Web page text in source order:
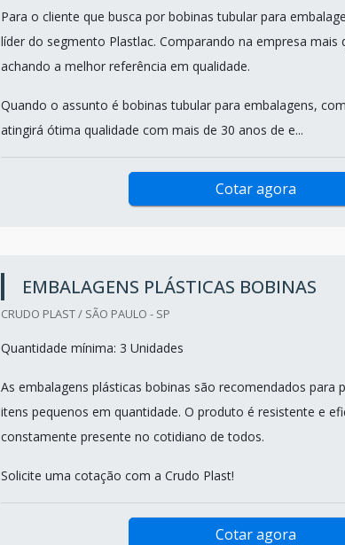
Para o cliente que busca por bobinas tubular para
líder do segmento Plastlac. Comparando na empresa mais
achando a melhor referência em qualidade.
Quando o assunto é bobinas tubular para embalagens,
atingirá ótima qualidade com mais de 30 anos de e...
Cotar agora
EMBALAGENS PLÁSTICAS BOBINAS
CRUDO PLAST / SÃO PAULO - SP
Quantidade mínima: 3 Unidades
As embalagens plásticas bobinas são recomendados para
itens pequenos em quantidade. O produto é resistente e
constamente presente no cotidiano de todos.
Solicite uma cotação com a Crudo Plast!
Cotar agora